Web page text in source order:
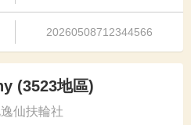
20260508712344566
(3523地區)
仙扶輪社